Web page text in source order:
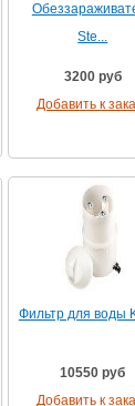
Ste...
3200 руб
Добавить к
Фильтр для воды
10550 руб
Добавить к